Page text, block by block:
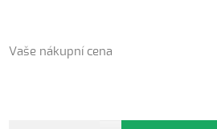
Vaše nákupní cena